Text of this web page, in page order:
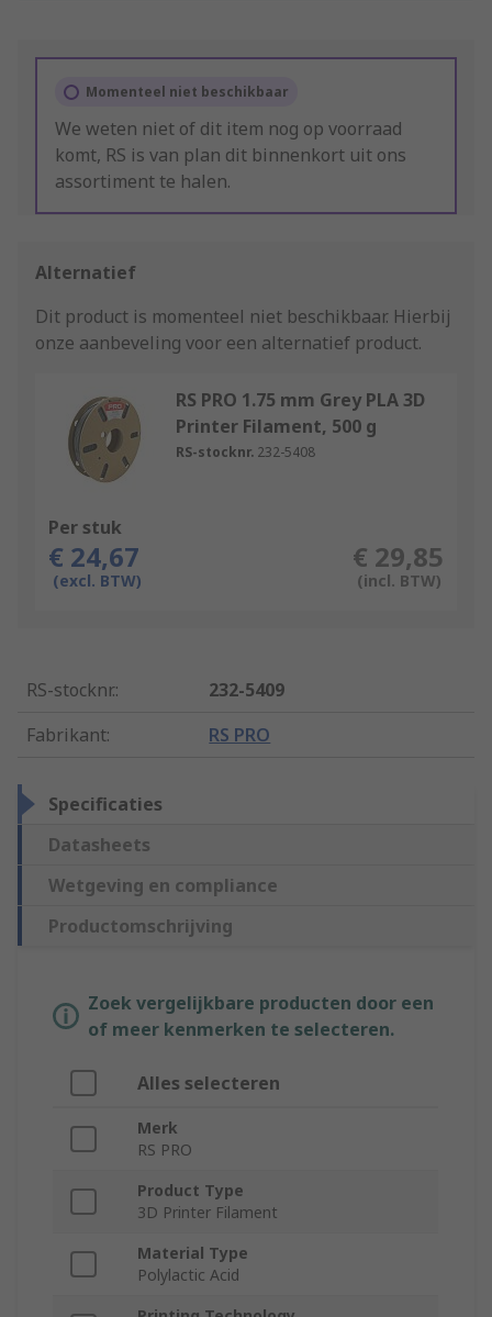
Momenteel niet beschikbaar
We weten niet of dit item nog op voorraad
komt, RS is van plan dit binnenkort uit ons
assortiment te halen.
Alternatief
Dit product is momenteel niet beschikbaar. Hierbij
onze aanbeveling voor een alternatief product.
RS PRO 1.75 mm Grey PLA 3D
Printer Filament, 500 g
RS-stocknr. 232-5408
Per stuk
€ 24,67
(excl. BTW)
€ 29,85
(incl. BTW)
RS-stocknr.:
232-5409
Fabrikant: RS PRO
Specificaties
Datasheets
Wetgeving en compliance
Productomschrijving
Zoek vergelijkbare producten door een
of meer kenmerken te selecteren.
Alles selecteren
Merk
RS PRO
Product Type
3D Printer Filament
Material Type
Polylactic Acid